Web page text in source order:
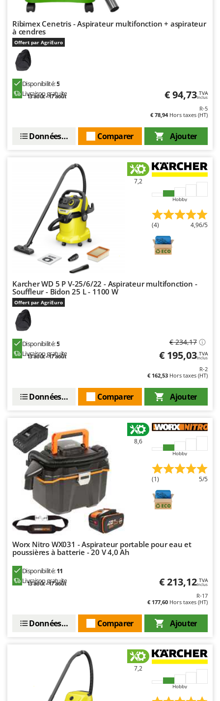
Worx
Y Yard Force
Zanon
ZGrills
Ribimex Cenetris - Aspirateur multifonction + aspirateur
à cendres
Offert par AgriEuro
Disponibilité:5
Livraison gratuite
13 août - 17 août € 94,73 TVA
Inclus
R-5
€ 78,94Hors taxes (HT)
Ajouter
Comparer
Données techniques
7,2
Hobby
(4) 4,96/5
Karcher WD 5 P V-25/6/22 - Aspirateur multifonction -
Souffleur - Bidon 25 L - 1100 W
Offert par AgriEuro
Disponibilité:5
Livraison gratuite
13 août - 17 août
€ 234,17
€ 195,03 TVA
Inclus
R-2
€ 162,53 Hors taxes (HT)
Ajouter
Comparer
Données techniques
8,6
Hobby
(1) 5/5
Worx Nitro WX031 - Aspirateur portable pour eau et
poussières à batterie - 20 V 4,0 Ah
Disponibilité:11
Livraison gratuite
13 août - 17 août € 213,12 TVA
Inclus
R-17
€ 177,60 Hors taxes (HT)
Ajouter
Comparer
Données techniques
7,2
Hobby